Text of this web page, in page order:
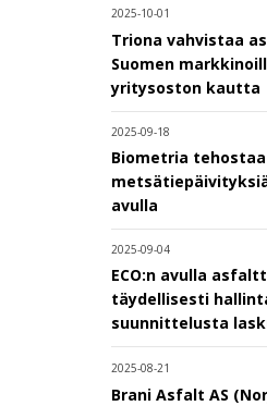
2025-10-01
Triona vahvistaa
Suomen
yritysoston kautta
2025-09-18
Biometria tehostaa
avulla
2025-09-04
ECO:n avulla
täydellisesti
suunnittelusta
2025-08-21
Brani Asfalt AS